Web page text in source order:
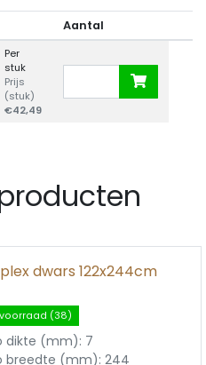
Aantal
Per
stuk
Prijs
(stuk)
€42,49
dwars 122x244cm
(38)
dikte (mm): 7
breedte (mm): 244